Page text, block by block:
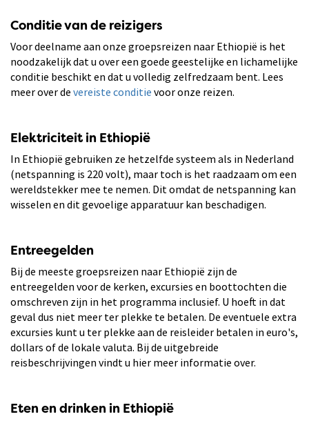
Conditie van de reizigers
Voor deelname aan onze groepsreizen naar Ethiopië is het
noodzakelijk dat u over een goede geestelijke en lichamelijke
conditie beschikt en dat u volledig zelfredzaam bent. Lees
meer over de vereiste conditie voor onze reizen.
Elektriciteit in Ethiopië
In Ethiopië gebruiken ze hetzelfde systeem als in Nederland
(netspanning is 220 volt), maar toch is het raadzaam om een
wereldstekker mee te nemen. Dit omdat de netspanning kan
wisselen en dit gevoelige apparatuur kan beschadigen.
Entreegelden
Bij de meeste groepsreizen naar Ethiopië zijn de
entreegelden voor de kerken, excursies en boottochten die
omschreven zijn in het programma inclusief. U hoeft in dat
geval dus niet meer ter plekke te betalen. De eventuele extra
excursies kunt u ter plekke aan de reisleider betalen in euro's,
dollars of de lokale valuta. Bij de uitgebreide
reisbeschrijvingen vindt u hier meer informatie over.
Eten en drinken in Ethiopië